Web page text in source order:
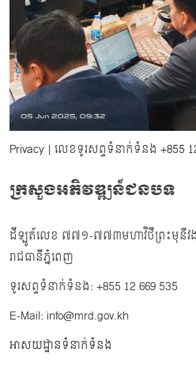
Privacy | លេខទូរសព្ទទំនាក់ទំនង +855
ក្រសួងអភិវឌ្ឍន៍ជនបទ
ដីឡូត៍លេខ ៧៧១-៧៧៣មហាវិថីព្រះមុនីវង្
រាជធានីភ្នំពេញ
ទូរសព្ទទំនាក់ទំនង: +855 12 669 535
E-Mail: info@mrd.gov.kh
អាសយដ្ឋានទំនាក់ទំនង